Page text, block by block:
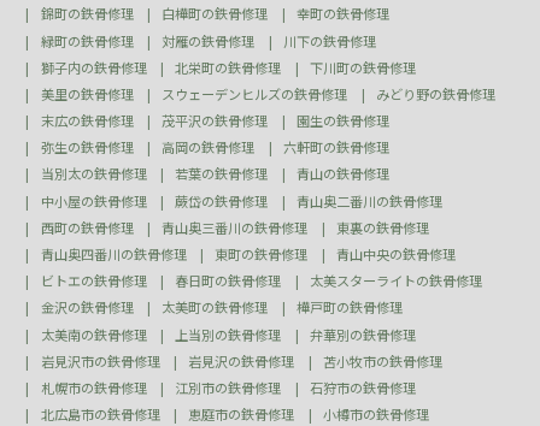
錦町の鉄骨修理 白樺町の鉄骨修理
幸町の鉄骨修理
緑町の鉄骨修理
対雁の鉄骨修理
川下の鉄骨修理
獅子内の鉄骨修理
北栄町の鉄骨修理
下川町の鉄骨修理
美里の鉄骨修理
スウェーデンヒルズの鉄骨修理
みどり野の鉄骨修理
末広の鉄骨修理
茂平沢の鉄骨修理
園生の鉄骨修理
弥生の鉄骨修理
高岡の鉄骨修理
六軒町の鉄骨修理
当別太の鉄骨修理
若葉の鉄骨修理
青山の鉄骨修理
中小屋の鉄骨修理
蕨岱の鉄骨修理
青山奥二番川の鉄骨修理
西町の鉄骨修理
青山奥三番川の鉄骨修理
東裏の鉄骨修理
青山奥四番川の鉄骨修理
東町の鉄骨修理
青山中央の鉄骨修理
ビトエの鉄骨修理
春日町の鉄骨修理
太美スターライトの鉄骨修理
金沢の鉄骨修理
太美町の鉄骨修理
樺戸町の鉄骨修理
太美南の鉄骨修理
上当別の鉄骨修理
弁華別の鉄骨修理
岩見沢市の鉄骨修理
岩見沢の鉄骨修理
苫小牧市の鉄骨修理
札幌市の鉄骨修理
江別市の鉄骨修理
石狩市の鉄骨修理
北広島市の鉄骨修理
恵庭市の鉄骨修理
小樽市の鉄骨修理